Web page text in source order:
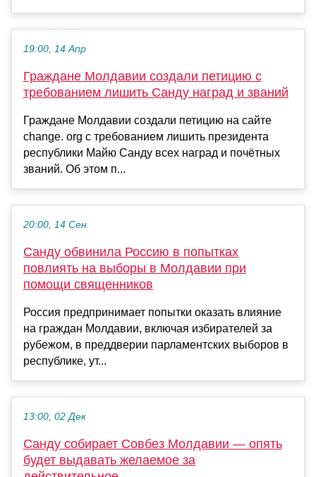
19:00, 14 Апр
Граждане Молдавии создали петицию с
требованием лишить Санду наград и званий
Граждане Молдавии создали петицию на сайте
change. org с требованием лишить президента
республики Майю Санду всех наград и почётных
званий. Об этом п...
20:00, 14 Сен
Санду обвинила Россию в попытках
повлиять на выборы в Молдавии при
помощи священников
Россия предпринимает попытки оказать влияние
на граждан Молдавии, включая избирателей за
рубежом, в преддверии парламентских выборов в
республике, ут...
13:00, 02 Дек
Санду собирает Совбез Молдавии — опять
будет выдавать желаемое за